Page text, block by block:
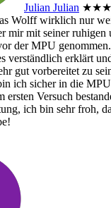
Julian Julian
Wolff wirklich nur
mir mit seiner ruhigen
der MPU
verständlich erklärt
gut vorbereitet zu
ich sicher in die
ersten Versuch
ich bin sehr froh,